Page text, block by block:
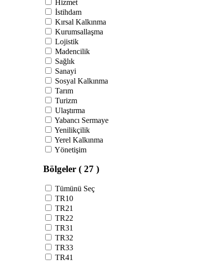
Hizmet
İstihdam
Kırsal Kalkınma
Kurumsallaşma
Lojistik
Madencilik
Sağlık
Sanayi
Sosyal Kalkınma
Tarım
Turizm
Ulaştırma
Yabancı Sermaye
Yenilikçilik
Yerel Kalkınma
Yönetişim
Bölgeler ( 27 )
Tümünü Seç
TR10
TR21
TR22
TR31
TR32
TR33
TR41